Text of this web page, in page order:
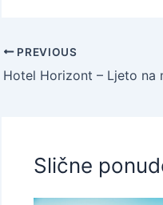
PREVIOUS
Slične